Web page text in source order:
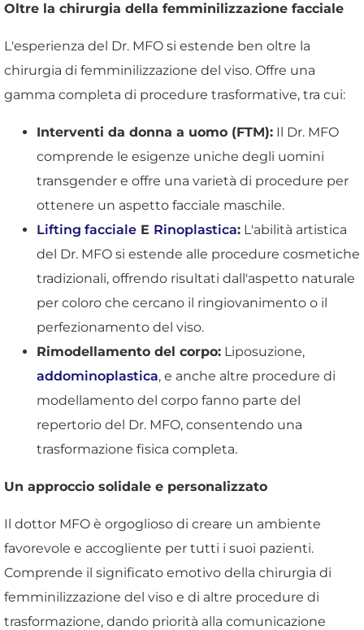
Oltre la chirurgia della femminilizzazione facciale
L'esperienza del Dr. MFO si estende ben oltre la
chirurgia di femminilizzazione del viso. Offre una
gamma completa di procedure trasformative, tra cui:
Interventi da donna a uomo (FTM): Il Dr. MFO
comprende le esigenze uniche degli uomini
transgender e offre una varietà di procedure per
ottenere un aspetto facciale maschile.
Lifting facciale E Rinoplastica: L'abilità artistica
del Dr. MFO si estende alle procedure cosmetiche
tradizionali, offrendo risultati dall'aspetto naturale
per coloro che cercano il ringiovanimento o il
perfezionamento del viso.
Rimodellamento del corpo: Liposuzione,
addominoplastica, e anche altre procedure di
modellamento del corpo fanno parte del
repertorio del Dr. MFO, consentendo una
trasformazione fisica completa.
Un approccio solidale e personalizzato
Il dottor MFO è orgoglioso di creare un ambiente
favorevole e accogliente per tutti i suoi pazienti.
Comprende il significato emotivo della chirurgia di
femminilizzazione del viso e di altre procedure di
trasformazione, dando priorità alla comunicazione